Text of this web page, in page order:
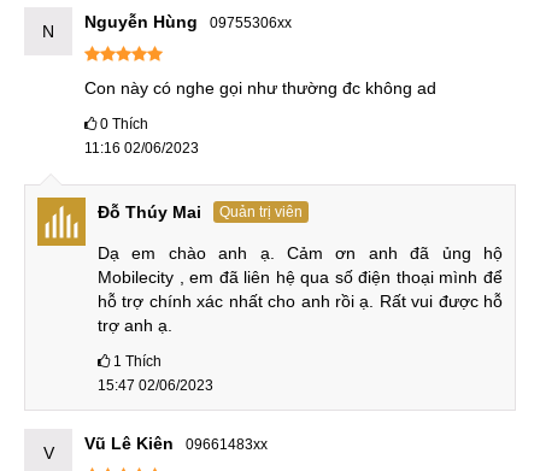
Đánh giá chi tiết Redmi K50 Gaming
Sau khi thành công nổi bật của Xiaomi Redmi K40 Gaming
Edition được phát hành vào tháng 4 năm trước, Redmi sẽ
giới thiệu sản phẩm chơi game tiếp theo mang tên Xiaomi
Redmi K50 Gaming Edition với nhiều cải tiến đáng kể, hứa
hẹn tạo ra một làn sóng mới trong năm 2022.
Thiết kế hầm hố
Redmi K50 Gaming được xem là sản phẩm cao cấp hàng
đầu của thương hiệu Redmi, thừa hưởng ngôn ngữ thiết kế
chuyên dành cho game từ thế hệ trước. Với khả năng hoàn
thiện tốt, chiếc máy được làm bằng 2 mặt kính và khung kim
bản Xanh, Đen và Bạc, Redmi còn phối hợp với đội đua
N Nguyễn Hùng 09755306xx
Con này có nghe gọi như thường đc không ad
0 Thích
11:16 02/06/2023
Đỗ Thúy Mai Quản trị viên
Dạ em chào anh ạ. Cảm ơn anh đã ủng hộ
Mobilecity , em đã liên hệ qua số điện thoại mình để
hỗ trợ chính xác nhất cho anh rồi ạ. Rất vui được hỗ
trợ anh ạ.
1 Thích
15:47 02/06/2023
V Vũ Lê Kiên 09661483xx